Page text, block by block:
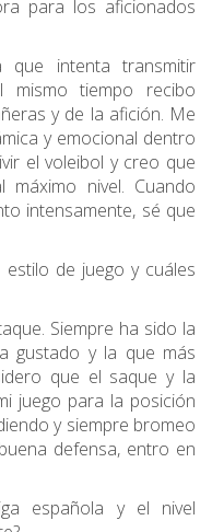
para los aficionados
que intenta transmitir
mismo tiempo recibo
y de la afición. Me
y emocional dentro
el voleibol y creo que
nivel. Cuando
intensamente, sé que
de juego y cuáles
Siempre ha sido la
gustado y la que más
que el saque y la
juego para la posición
y siempre bromeo
defensa, entro en
española y el nivel